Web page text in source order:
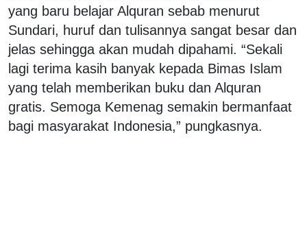
yang baru belajar Alquran sebab menurut
Sundari, huruf dan tulisannya sangat besar dan
jelas sehingga akan mudah dipahami. “Sekali
lagi terima kasih banyak kepada Bimas Islam
yang telah memberikan buku dan Alquran
gratis. Semoga Kemenag semakin bermanfaat
bagi masyarakat Indonesia,” pungkasnya.